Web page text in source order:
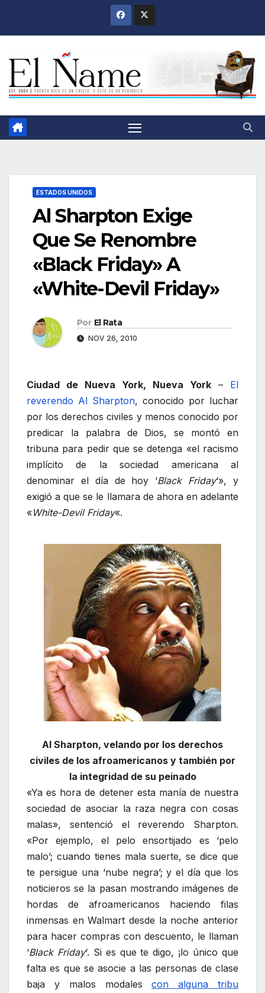
ESTADOS UNIDOS
Al Sharpton Exige
Que Se Renombre
«Black Friday» A
«White-Devil Friday»
Por El Rata
NOV 26, 2010
Ciudad de Nueva York, Nueva York – El
reverendo Al Sharpton, conocido por luchar
por los derechos civiles y menos conocido por
predicar la palabra de Dios, se montó en
tribuna para pedir que se detenga «el racismo
implícito de la sociedad americana al
denominar el día de hoy ‘Black Friday‘», y
exigió a que se le llamara de ahora en adelante
«White-Devil Friday«.
Al Sharpton, velando por los derechos
civiles de los afroamericanos y también por
la integridad de su peinado
«Ya es hora de detener esta manía de nuestra
sociedad de asociar la raza negra con cosas
malas», sentenció el reverendo Sharpton.
«Por ejemplo, el pelo ensortijado es ‘pelo
malo’; cuando tienes mala suerte, se dice que
te persigue una ‘nube negra’; y el día que los
noticieros se la pasan mostrando imágenes de
hordas de afroamericanos haciendo filas
inmensas en Walmart desde la noche anterior
para hacer compras con descuento, le llaman
‘Black Friday‘. Si es que te digo, ¡lo único que
falta es que se asocie a las personas de clase
baja y malos modalescon alguna tribu